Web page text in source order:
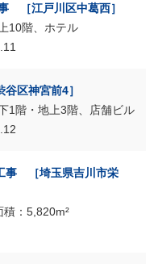
［江戸川区中葛西］
10階、ホテル
区神宮前4］
1階・地上3階、店舗ビル
事 ［埼玉県吉川市栄
5,820m²